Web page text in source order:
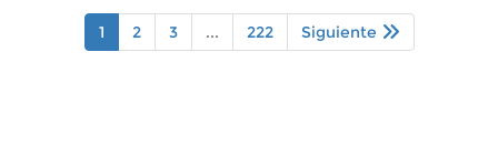
1 2 3 ... 222 Siguiente